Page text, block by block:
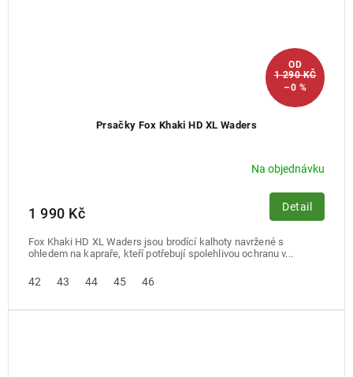
OD
1 290 KČ
–0 %
Prsačky Fox Khaki HD XL Waders
Na objednávku
1 990 Kč Detail
Fox Khaki HD XL Waders jsou brodící kalhoty navržené s
ohledem na kapraře, kteří potřebují spolehlivou ochranu v...
42 43 44 45 46